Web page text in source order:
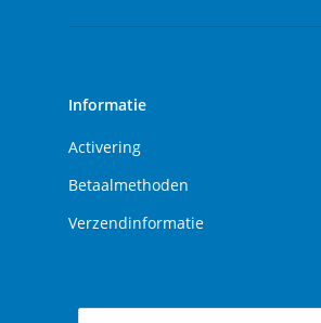
Informatie
Activering
Betaalmethoden
Verzendinformatie